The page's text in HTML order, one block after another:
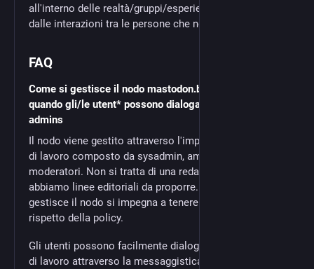
all'interno delle realtà/gruppi/esperienze dai legami e
dalle interazioni tra le persone che ne fanno parte.
FAQ
Come si gestisce il nodo mastodon.bida.im? Come e
quando gli/le utent* possono dialogare con gli/le
admins
Il nodo viene gestito attraverso l'impegno di un gruppo
di lavoro composto da sysadmin, amministratori e
moderatori. Non si tratta di una redazione, non
abbiamo linee editoriali da proporre. Il gruppo che
gestisce il nodo si impegna a tenere in vita il nodo nel
rispetto della policy.
Gli utenti possono facilmente dialogare con il gruppo
di lavoro attraverso la messaggistica privata dello